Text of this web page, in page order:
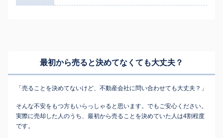
最初から売ると決めてなくても大丈夫？
「売ることを決めてないけど、不動産会社に問い合わせても大丈夫？」
そんな不安をもつ方もいらっしゃると思います。でもご安心ください。
実際に売却した人のうち、最初から売ることを決めていた人は4割程度
です。